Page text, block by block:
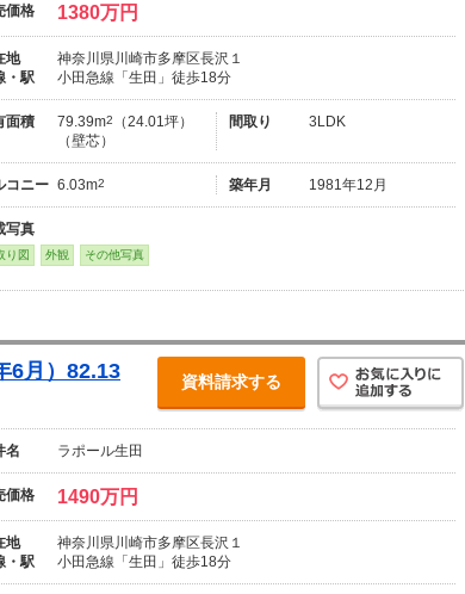
価格 1380万円
地
神奈川県川崎市多摩区長沢１
・駅
小田急線「生田」徒歩18分
面積 79.39m2
（24.01坪）
（壁芯）
間取り 3LDK
コニー 6.03m2 築年月 1981年12月
写真
り図 外観 その他写真
6月）82.13
資料請求する
名 ラポール生田
価格 1490万円
地
神奈川県川崎市多摩区長沢１
・駅
小田急線「生田」徒歩18分